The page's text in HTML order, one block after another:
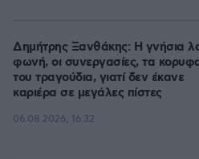
Δημήτρης Ξανθάκης: Η γνήσια
φωνή, οι συνεργασίες, τα
του τραγούδια, γιατί δεν έκανε
καριέρα σε μεγάλες πίστες
06.08.2026, 16:32